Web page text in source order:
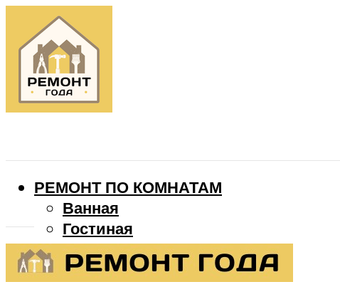
РЕМОНТ ПО КОМНАТАМ
Ванная
Гостиная
Детская
Кухня